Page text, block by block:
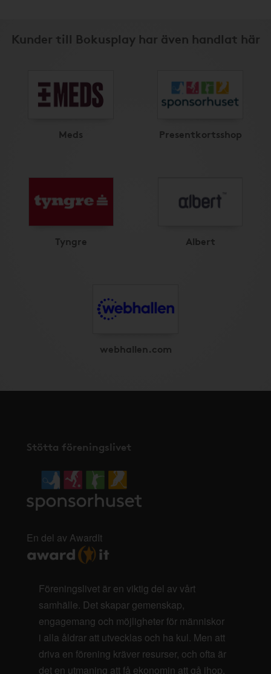
Kunder till Bokusplay har även handlat här
Meds Presentkortsshop
Tyngre Albert
webhallen.com
Stötta föreningslivet
En del av AwardIt
Föreningslivet är en viktig del av vårt
samhälle. Det skapar gemenskap,
engagemang och möjligheter för människor
i alla åldrar att utvecklas och ha kul. Men att
driva en förening kräver resurser, och ofta är
det en utmaning att få ekonomin att gå ihop.